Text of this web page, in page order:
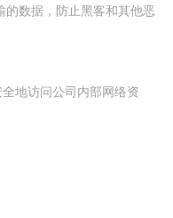
数据，防止黑客和其他恶
地访问公司内部网络资